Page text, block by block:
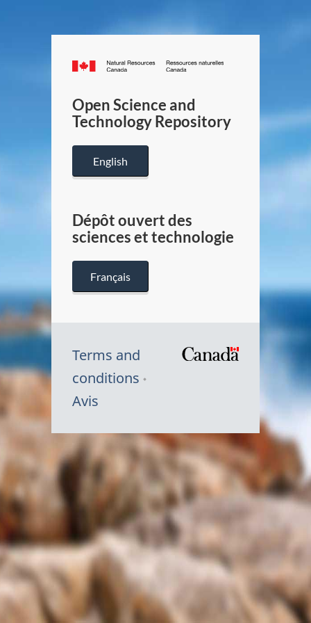
Canada.ca
/
Canada
Open Science and
Technology Repository
English
Dépôt ouvert des
sciences et technologie
Français
Terms and
conditions
Avis
Symbole
du
Canada